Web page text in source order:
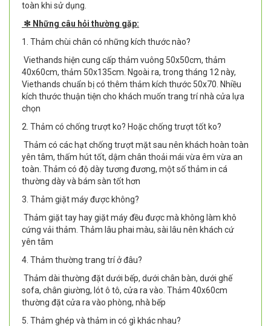
toàn khi sử dụng.
✻ Những câu hỏi thường gặp:
1. Thảm chùi chân có những kích thước nào?
Viethands hiện cung cấp thảm vuông 50x50cm, thảm
40x60cm, thảm 50x135cm. Ngoài ra, trong tháng 12 này,
Viethands chuẩn bị có thêm thảm kích thước 50x70. Nhiều
kích thước thuận tiện cho khách muốn trang trí nhà cửa lựa
chọn
2. Thảm có chống trượt ko? Hoặc chống trượt tốt ko?
Thảm có các hạt chống trượt mặt sau nên khách hoàn toàn
yên tâm, thấm hút tốt, dậm chân thoải mái vừa êm vừa an
toàn. Thảm có độ dày tương đương, một số thảm in cá
thường dày và bám sàn tốt hơn
3. Thảm giặt máy được không?
Thảm giặt tay hay giặt máy đều được mà không làm khô
cứng vải thảm. Thảm lâu phai màu, sài lâu nên khách cứ
yên tâm
4. Thảm thường trang trí ở đâu?
Thảm dài thường đặt dưới bếp, dưới chân bàn, dưới ghế
sofa, chân giường, lót ô tô, cửa ra vào. Thảm 40x60cm
thường đặt cửa ra vào phòng, nhà bếp
5. Thảm ghép và thảm in có gì khác nhau?